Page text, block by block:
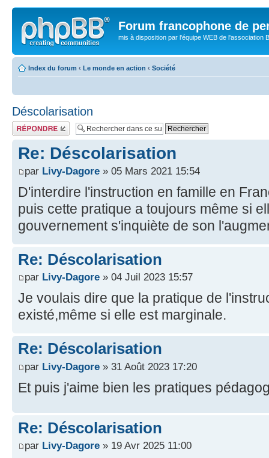
Forum francophone de
mis à disposition par l'équipe WEB de l'association
Index du forum ‹ Le monde en action ‹ Société
Déscolarisation
Publier une
réponse
Re: Déscolarisation
par Livy-Dagore » 05 Mars 2021 15:54
D'interdire l'instruction en famille en
puis cette pratique a toujours même si
gouvernement s'inquiète de son
Re: Déscolarisation
par Livy-Dagore » 04 Juil 2023 15:57
Je voulais dire que la pratique de
existé,même si elle est marginale.
Re: Déscolarisation
par Livy-Dagore » 31 Août 2023 17:20
Et puis j'aime bien les pratiques
Re: Déscolarisation
par Livy-Dagore » 19 Avr 2025 11:00